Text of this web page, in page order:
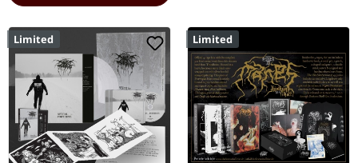
Limited Limited